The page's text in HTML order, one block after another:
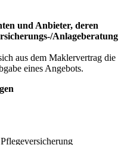
und Anbieter, deren
Anlageberatung
aus dem Maklervertrag die
eines Angebots.